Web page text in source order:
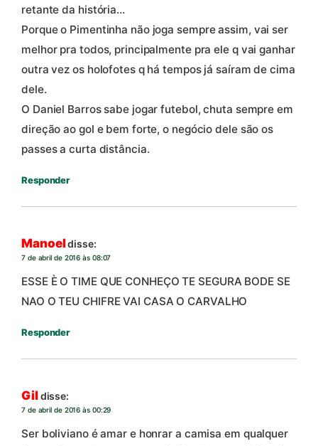
retante da história…
Porque o Pimentinha não joga sempre assim, vai ser
melhor pra todos, principalmente pra ele q vai ganhar
outra vez os holofotes q há tempos já saíram de cima
dele.
O Daniel Barros sabe jogar futebol, chuta sempre em
direção ao gol e bem forte, o negócio dele são os
passes a curta distância.
Responder
Manoeldisse:
7 de abril de 2016 às 08:07
ESSE È O TIME QUE CONHEÇO TE SEGURA BODE SE
NAO O TEU CHIFRE VAI CASA O CARVALHO
Responder
Gildisse:
7 de abril de 2016 às 00:29
Ser boliviano é amar e honrar a camisa em qualquer